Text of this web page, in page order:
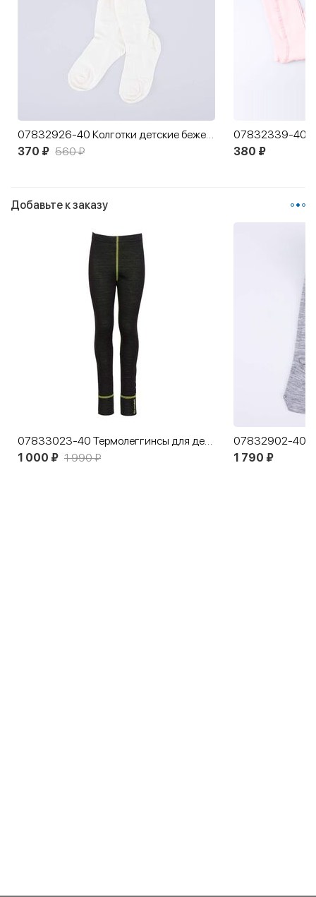
07832926-40 Колготки детские бежевый
370 ₽ 560 ₽ 380 ₽
Добавьте к заказу
07833023-40 Термолеггинсы для детей и подростков КОТОФЕЙ Спорт
1 000 ₽ 1 990 ₽ 1 790 ₽